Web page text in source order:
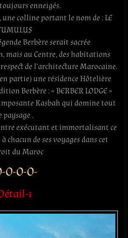
enneigés.
colline portant le nom de : LE
Berbère serait sacrée
mais au Centre, des habitations
de l’architecture Marocaine.
partie) une résidence Hôtelière
Berbère : « BERBER LODGE »
Kasbah qui domine tout
paysage .
exécutant et immortalisant ce
chacun de ses voyages dans cet
du Maroc
O-O-O-
1